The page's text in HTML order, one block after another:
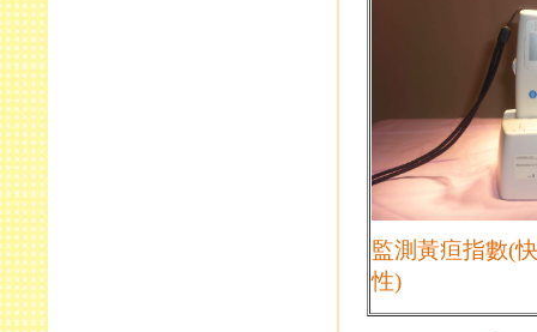
監測黃疸指數(
性)